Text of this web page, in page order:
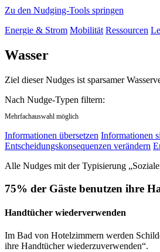
Zu den Nudging-Tools springen
Energie & Strom Mobilität Ressourcen
Wasser
Ziel dieser Nudges ist sparsamer
Nach Nudge-Typen filtern:
Mehrfachauswahl möglich
Informationen übersetzen Informationen
Entscheidungskonsequenzen verändern
Alle Nudges mit der Typisierung
75% der Gäste benutzen ihre
Handtücher wiederverwenden
Im Bad von Hotelzimmern werden
ihre Handtücher wiederzuverwenden“.